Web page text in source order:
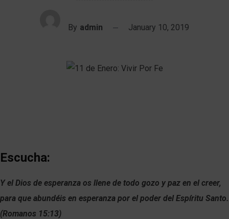
By admin January 10, 2019
Escucha:
Y el Dios de esperanza os llene de todo gozo y paz en el creer,
para que abundéis en esperanza por el poder del Espíritu Santo.
(Romanos 15:13)